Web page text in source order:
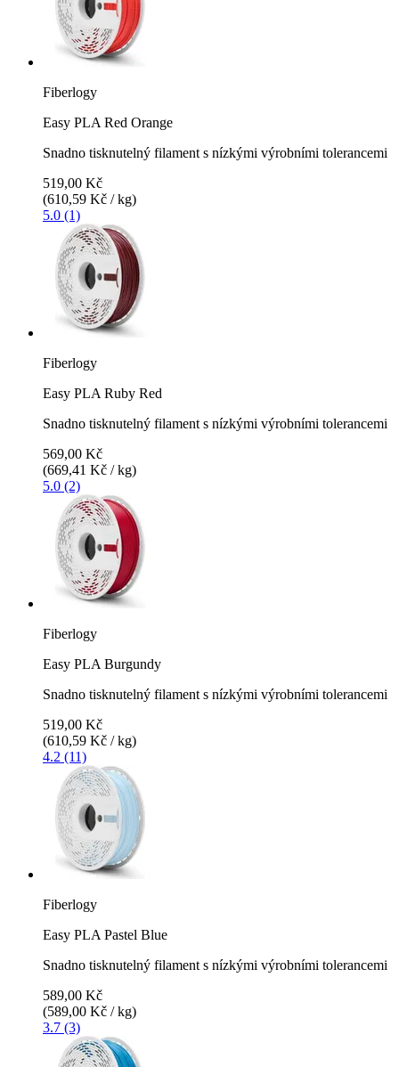
Fiberlogy
Easy PLA Red Orange
Snadno tisknutelný filament s nízkými výrobními tolerancemi
519,00 Kč
(610,59 Kč / kg)
5.0 (1)
Fiberlogy
Easy PLA Ruby Red
Snadno tisknutelný filament s nízkými výrobními tolerancemi
569,00 Kč
(669,41 Kč / kg)
5.0 (2)
Fiberlogy
Easy PLA Burgundy
Snadno tisknutelný filament s nízkými výrobními tolerancemi
519,00 Kč
(610,59 Kč / kg)
4.2 (11)
Fiberlogy
Easy PLA Pastel Blue
Snadno tisknutelný filament s nízkými výrobními tolerancemi
589,00 Kč
(589,00 Kč / kg)
3.7 (3)